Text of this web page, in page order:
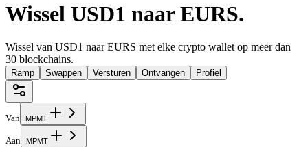
Wissel USD1 naar EURS.
Wissel van USD1 naar EURS met elke crypto wallet op meer dan
30 blockchains.
Ramp Swappen Versturen Ontvangen Profiel
Van MPMT
Aan MPMT